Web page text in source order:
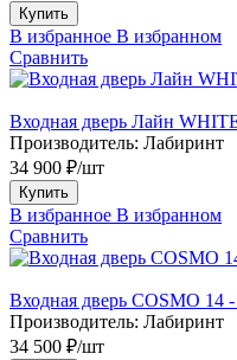
Купить
В избранное В избранном
Сравнить
Входная дверь Лайн
Производитель: Лабиринт
34 900 ₽/шт
Купить
В избранное В избранном
Сравнить
Входная дверь COSMO 14
Производитель: Лабиринт
34 500 ₽/шт